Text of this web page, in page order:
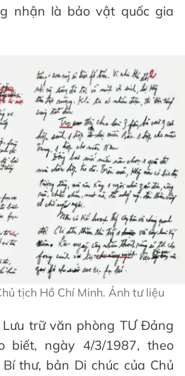
nhận là bảo vật quốc gia
tịch Hồ Chí Minh. Ảnh tư liệu
Lưu trữ văn phòng TƯ Đảng
biết, ngày 4/3/1987, theo
thư, bản Di chúc của Chủ